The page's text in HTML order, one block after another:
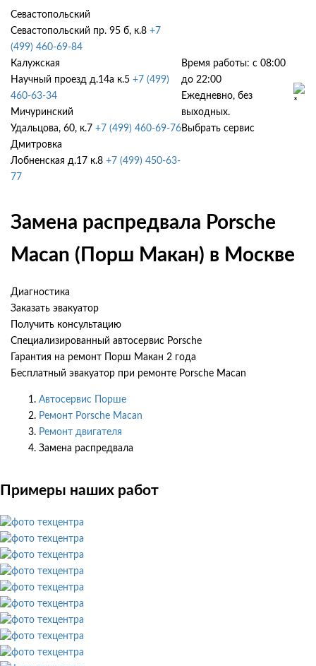
Севастопольский
Севастопольский пр. 95 б, к.8 +7
(499) 460-69-84
Калужская
Научный проезд д.14а к.5 +7 (499)
460-63-34
Мичуринский
Удальцова, 60, к.7 +7 (499) 460-69-76
Дмитровка
Лобненская д.17 к.8 +7 (499) 450-63-
77
Время работы: с 08:00
до 22:00
Ежедневно, без
выходных.
Выбрать сервис
Замена распредвала Porsche
Macan (Порш Макан) в Москве
Диагностика
Заказать эвакуатор
Получить консультацию
Специализированный автосервис Porsche
Гарантия на ремонт Порш Макан 2 года
Бесплатный эвакуатор при ремонте Porsche Macan
Автосервис Порше
Ремонт Porsche Macan
Ремонт двигателя
Замена распредвала
Примеры наших работ